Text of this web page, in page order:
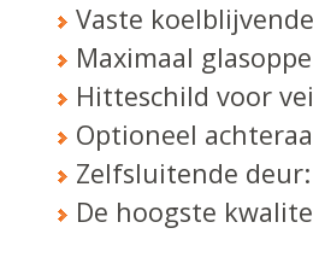
Vaste
Maximaal
Hitteschild voor
Optioneel
Zelfsluitende
De hoogste